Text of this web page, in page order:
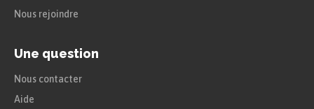
les roches salines (en sels minéraux) ;
et les roches ferrifères (constituées
Nous rejoindre
Une question
Nous contacter
Aide